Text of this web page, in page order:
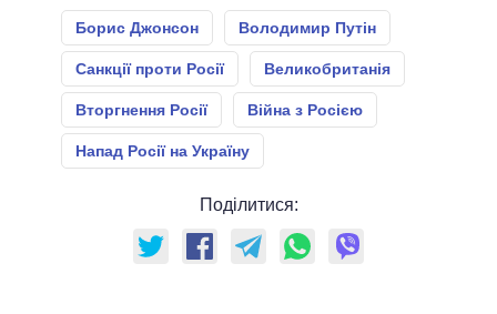
Борис Джонсон Володимир Путін
Санкції проти Росії Великобританія
Вторгнення Росії Війна з Росією
Напад Росії на Україну
Поділитися: